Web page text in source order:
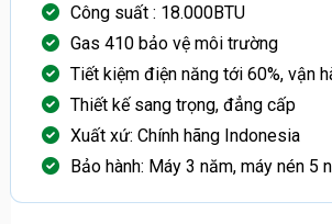
Công suất : 18.000BTU
Gas 410 bảo vệ môi trường
Tiết kiệm điện năng tới 60%, vận
Thiết kế sang trọng, đẳng cấp
Xuất xứ: Chính hãng Indonesia
Bảo hành: Máy 3 năm, máy nén 5